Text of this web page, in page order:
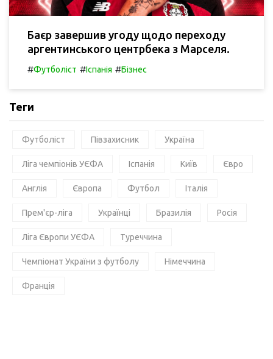
Баєр завершив угоду щодо переходу
аргентинського центрбека з Марселя.
#Футболіст #Іспанія #Бізнес
Теги
Футболіст Півзахисник Україна
Ліга чемпіонів УЄФА Іспанія Київ Євро
Англія Європа Футбол Італія
Прем'єр-ліга Українці Бразилія Росія
Ліга Європи УЄФА Туреччина
Чемпіонат України з футболу Німеччина
Франція